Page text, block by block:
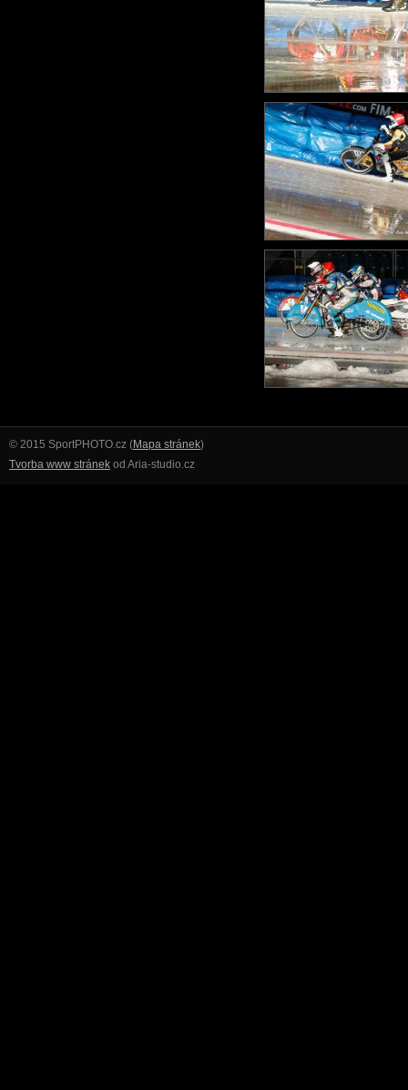
© 2015 SportPHOTO.cz (Mapa stránek)
Tvorba www stránek od Aria-studio.cz